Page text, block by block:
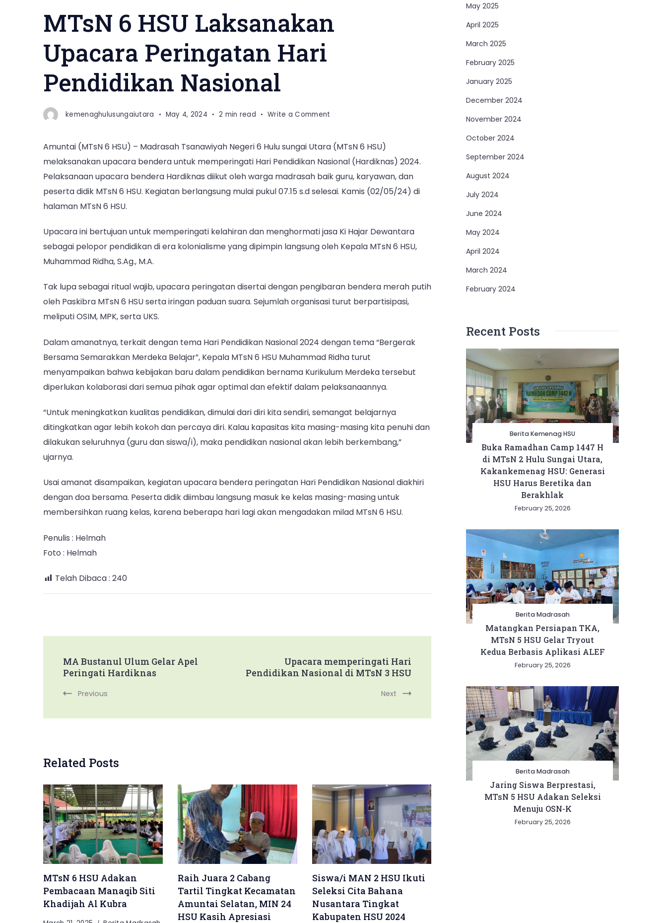
MTsN 6 HSU Laksanakan
Upacara Peringatan Hari
Pendidikan Nasional
kemenaghulusungaiutara May 4, 2024 2 min read Write a Comment
HSU
Laksanakan
Upacara
Hari
Amuntai (MTsN 6 HSU) – Madrasah Tsanawiyah Negeri 6 Hulu sungai Utara (MTsN 6 HSU)
melaksanakan upacara bendera untuk memperingati Hari Pendidikan Nasional (Hardiknas) 2024.
Pelaksanaan upacara bendera Hardiknas diikut oleh warga madrasah baik guru, karyawan, dan
peserta didik MTsN 6 HSU. Kegiatan berlangsung mulai pukul 07.15 s.d selesai. Kamis (02/05/24) di
halaman MTsN 6 HSU.
Upacara ini bertujuan untuk memperingati kelahiran dan menghormati jasa Ki Hajar Dewantara
sebagai pelopor pendidikan di era kolonialisme yang dipimpin langsung oleh Kepala MTsN 6 HSU,
Muhammad Ridha, S.Ag., M.A.
Tak lupa sebagai ritual wajib, upacara peringatan disertai dengan pengibaran bendera merah putih
oleh Paskibra MTsN 6 HSU serta iringan paduan suara. Sejumlah organisasi turut berpartisipasi,
meliputi OSIM, MPK, serta UKS.
Dalam amanatnya, terkait dengan tema Hari Pendidikan Nasional 2024 dengan tema “Bergerak
Bersama Semarakkan Merdeka Belajar”, Kepala MTsN 6 HSU Muhammad Ridha turut
menyampaikan bahwa kebijakan baru dalam pendidikan bernama Kurikulum Merdeka tersebut
diperlukan kolaborasi dari semua pihak agar optimal dan efektif dalam pelaksanaannya.
“Untuk meningkatkan kualitas pendidikan, dimulai dari diri kita sendiri, semangat belajarnya
ditingkatkan agar lebih kokoh dan percaya diri. Kalau kapasitas kita masing-masing kita penuhi dan
dilakukan seluruhnya (guru dan siswa/i), maka pendidikan nasional akan lebih berkembang,”
ujarnya.
Usai amanat disampaikan, kegiatan upacara bendera peringatan Hari Pendidikan Nasional diakhiri
dengan doa bersama. Peserta didik diimbau langsung masuk ke kelas masing-masing untuk
membersihkan ruang kelas, karena beberapa hari lagi akan mengadakan milad MTsN 6 HSU.
Penulis : Helmah
Foto : Helmah
Telah Dibaca : 240
Post
Navigation
MA Bustanul Ulum Gelar Apel
Peringati Hardiknas
Previous
Upacara memperingati Hari
Pendidikan Nasional di MTsN 3 HSU
Next
Related Posts
MTsN 6 HSU Adakan
Pembacaan Manaqib Siti
Khadijah Al Kubra
Raih Juara 2 Cabang
Tartil Tingkat Kecamatan
Amuntai Selatan, MIN 24
HSU Kasih Apresiasi
Siswa/i MAN 2 HSU Ikuti
Seleksi Cita Bahana
Nusantara Tingkat
Kabupaten HSU 2024
May 2025
April 2025
March 2025
February 2025
January 2025
December 2024
November 2024
October 2024
September 2024
August 2024
July 2024
June 2024
May 2024
April 2024
March 2024
February 2024
Recent Posts
Berita Kemenag HSU
Buka Ramadhan Camp 1447 H
di MTsN 2 Hulu Sungai Utara,
Kakankemenag HSU: Generasi
HSU Harus Beretika dan
Berakhlak
February 25, 2026
Berita Madrasah
Matangkan Persiapan TKA,
MTsN 5 HSU Gelar Tryout
Kedua Berbasis Aplikasi ALEF
February 25, 2026
Berita Madrasah
Jaring Siswa Berprestasi,
MTsN 5 HSU Adakan Seleksi
Menuju OSN-K
February 25, 2026